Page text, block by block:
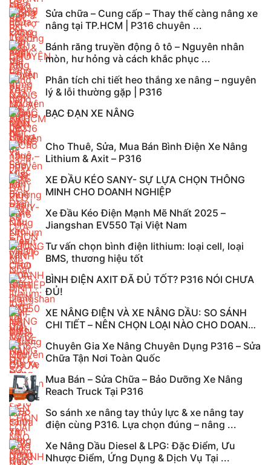
Sửa chữa – Cung cấp – Thay thế càng nâng xe
nâng tại TP.HCM | P316 chuyên ...
Bánh răng truyền động ô tô – Nguyên nhân
mòn, hư hỏng và cách khắc phục ...
Phân tích chi tiết heo thắng xe nâng – nguyên
lý & lỗi thường gặp | P316
BẠC ĐẠN XE NÂNG
Cho Thuê, Sửa, Mua Bán Bình Điện Xe Nâng
Lithium & Axit – P316
XE ĐẦU KÉO SANY- SỰ LỰA CHỌN THÔNG
MINH CHO DOANH NGHIỆP
Xe Đầu Kéo Điện Mạnh Mẽ Nhất 2025 –
Jiangshan EV550 Tại Việt Nam
Tư vấn chọn bình điện lithium: loại cell, loại
BMS, thương hiệu tốt
BÌNH ĐIỆN AXIT ĐÃ ĐỦ TỐT? P316 NÓI CHƯA
ĐỦ!
XE NÂNG ĐIỆN VÀ XE NÂNG DẦU: SO SÁNH
CHI TIẾT – NÊN CHỌN LOẠI NÀO CHO DOANH
Chuyên Gia Xe Nâng Chuyên Dụng P316 – Sửa
Chữa Tận Nơi Toàn Quốc
Mua Bán – Sửa Chữa – Bảo Dưỡng Xe Nâng
Reach Truck Tại P316
So sánh xe nâng tay thủy lực & xe nâng tay
điện cùng P316. Lựa chọn đúng – nâng ...
Xe Nâng Dầu Diesel & LPG: Đặc Điểm, Ưu
Nhược Điểm, Ứng Dụng & Dịch Vụ Tại ...